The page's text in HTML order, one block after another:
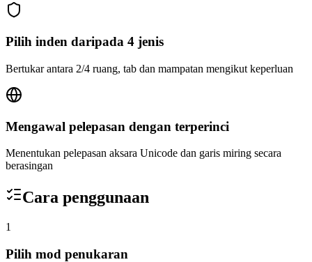
Pilih inden daripada 4 jenis
Bertukar antara 2/4 ruang, tab dan mampatan mengikut keperluan
Mengawal pelepasan dengan terperinci
Menentukan pelepasan aksara Unicode dan garis miring secara
berasingan
Cara penggunaan
1
Pilih mod penukaran